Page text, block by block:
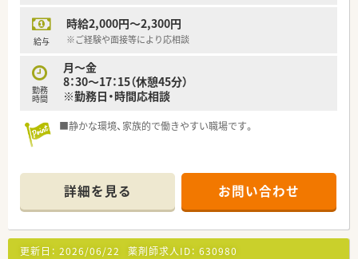
■病院での勤務は未経験だけど、病院薬剤師としてのご勤務を希
望している方
■夜勤なし・残業なしでプライベートとも両立させたい方
等々…少しでも気になった方はお気軽にお問い合わせ下さい。
給与
時給2,000円～2,300円
※ご経験や面接等により応相談
勤務
時間
月～金
8：30～17：15（休憩45分）
※勤務日・時間応相談
■静かな環境、家族的で働きやすい職場です。
詳細を見る お問い合わせ
更新日： 2026/06/22 薬剤師求人ID： 630980